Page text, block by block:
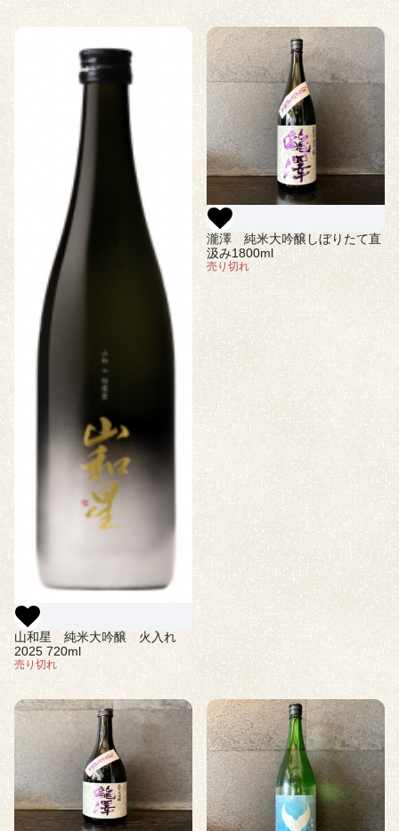
山和星 純米大吟醸 火入れ
2025 720ml
売り切れ
瀧澤 純米大吟醸しぼりたて直
汲み1800ml
売り切れ